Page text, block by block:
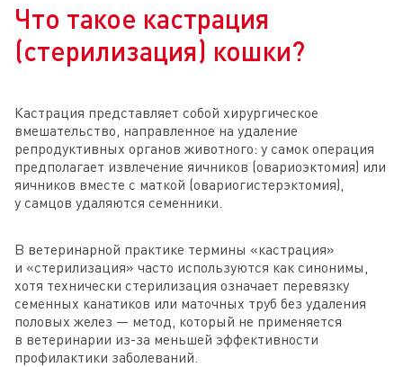
Что такое кастрация
(стерилизация) кошки?
Кастрация представляет собой хирургическое
вмешательство, направленное на удаление
репродуктивных органов животного: у самок операция
предполагает извлечение яичников (овариоэктомия) или
яичников вместе с маткой (овариогистерэктомия),
у самцов удаляются семенники.
В ветеринарной практике термины «кастрация»
и «стерилизация» часто используются как синонимы,
хотя технически стерилизация означает перевязку
семенных канатиков или маточных труб без удаления
половых желез — метод, который не применяется
в ветеринарии из-за меньшей эффективности
профилактики заболеваний.